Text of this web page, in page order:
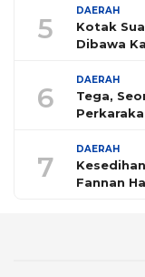
5
DAERAH
Kotak
Dibawa
6
DAERAH
Tega,
7
DAERAH
Fannan